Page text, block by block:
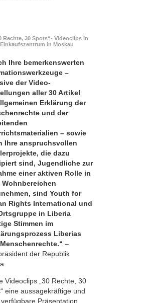
Rechte, 30 Spots“- Videoclips in
in Moskau
Ihre bemerkens­werten
–
der Video­
aller 30 Artikel
Erklärung der
und der
– sowie
Ihre anspruchsvollen
die dazu
sind, Jugendliche zur
einer aktiven Rolle in
Wohnbereichen
sind Youth for
Rights International und
in Liberia
Stimmen im
Liberias
–
der Republik
Videoclips „30 Rechte, 30
eine aussagekräftige und
Präsentation